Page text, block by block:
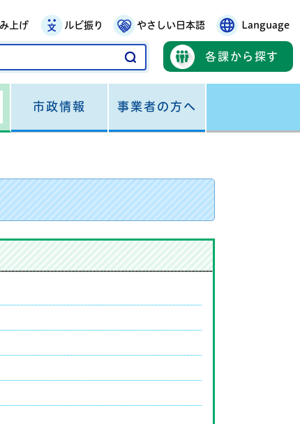
上げ ルビ振り やさしい日本語 Language
各課から探す
市政情報 事業者の方へ